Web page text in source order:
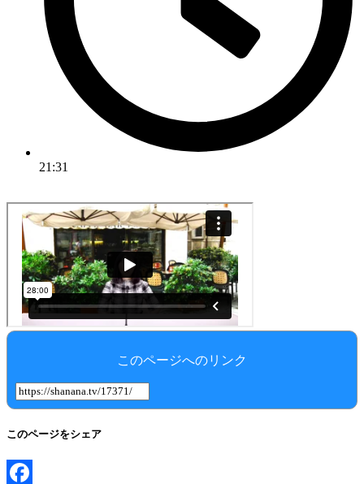
21:31
このページへのリンク
このページをシェア